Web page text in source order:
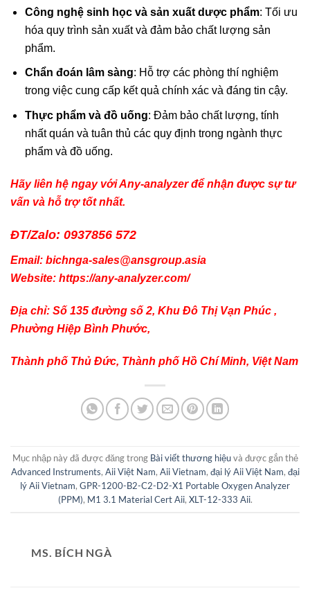
Công nghệ sinh học và sản xuất dược phẩm: Tối ưu
hóa quy trình sản xuất và đảm bảo chất lượng sản
phẩm.
Chẩn đoán lâm sàng: Hỗ trợ các phòng thí nghiệm
trong việc cung cấp kết quả chính xác và đáng tin cậy.
Thực phẩm và đồ uống: Đảm bảo chất lượng, tính
nhất quán và tuân thủ các quy định trong ngành thực
phẩm và đồ uống.
Hãy liên hệ ngay với Any-analyzer để nhận được sự tư
vấn và hỗ trợ tốt nhất.
ĐT/Zalo: 0937856 572
Email: bichnga-sales@ansgroup.asia
Website: https://any-analyzer.com/
Địa chỉ: Số 135 đường số 2, Khu Đô Thị Vạn Phúc ,
Phường Hiệp Bình Phước,
Thành phố Thủ Đức, Thành phố Hồ Chí Minh, Việt Nam
Mục nhập này đã được đăng trong Bài viết thương hiệuvà được gắn thẻ
Advanced Instruments, Aii Việt Nam, Aii Vietnam, đại lý Aii Việt Nam, đại
lý Aii Vietnam, GPR-1200-B2-C2-D2-X1 Portable Oxygen Analyzer
(PPM), M1 3.1 Material Cert Aii, XLT-12-333 Aii.
MS. BÍCH NGÀ